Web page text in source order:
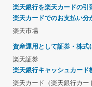
楽天銀行を楽天カードの
楽天カードでのお支払い分
楽天市場
資産運用として証券・株式
楽天証券
楽天銀行キャッシュカード
楽天カード（楽天銀行カー